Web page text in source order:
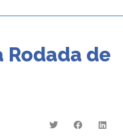
Rodada de